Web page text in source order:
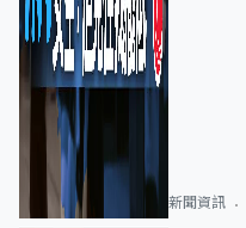
新聞資訊